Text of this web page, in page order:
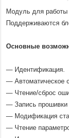
Модуль для работы
Поддерживаются
Основные
— Идентификация.
— Автоматическое
— Чтение/сброс
— Запись прошивки
— Модификация
— Чтение